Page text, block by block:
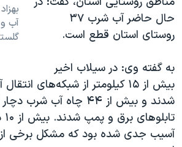
آب
حال حاضر آب شرب ۳۷
روستای استان قطع است.
به گفته وی: در سیلاب اخیر
بیش از ۱۵ کیلومتر از شبکه‌های
شدند و بیش از ۴۴ چاه آب
آسیب جدی شده بود که مشکل برخی از